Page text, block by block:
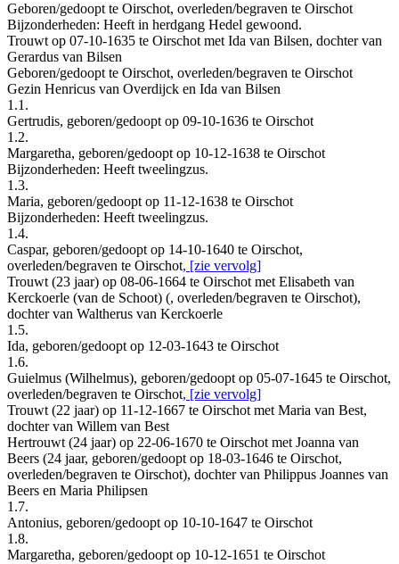
Geboren/gedoopt te Oirschot, overleden/begraven te Oirschot
Bijzonderheden: Heeft in herdgang Hedel gewoond.
Trouwt op 07-10-1635 te Oirschot met Ida van Bilsen, dochter van
Gerardus van Bilsen
Geboren/gedoopt te Oirschot, overleden/begraven te Oirschot
Gezin Henricus van Overdijck en Ida van Bilsen
1.1.
Gertrudis, geboren/gedoopt op 09-10-1636 te Oirschot
1.2.
Margaretha, geboren/gedoopt op 10-12-1638 te Oirschot
Bijzonderheden: Heeft tweelingzus.
1.3.
Maria, geboren/gedoopt op 11-12-1638 te Oirschot
Bijzonderheden: Heeft tweelingzus.
1.4.
Caspar, geboren/gedoopt op 14-10-1640 te Oirschot,
overleden/begraven te Oirschot, [zie vervolg]
Trouwt (23 jaar) op 08-06-1664 te Oirschot met Elisabeth van
Kerckoerle (van de Schoot) (, overleden/begraven te Oirschot),
dochter van Waltherus van Kerckoerle
1.5.
Ida, geboren/gedoopt op 12-03-1643 te Oirschot
1.6.
Guielmus (Wilhelmus), geboren/gedoopt op 05-07-1645 te Oirschot,
overleden/begraven te Oirschot, [zie vervolg]
Trouwt (22 jaar) op 11-12-1667 te Oirschot met Maria van Best,
dochter van Willem van Best
Hertrouwt (24 jaar) op 22-06-1670 te Oirschot met Joanna van
Beers (24 jaar, geboren/gedoopt op 18-03-1646 te Oirschot,
overleden/begraven te Oirschot), dochter van Philippus Joannes van
Beers en Maria Philipsen
1.7.
Antonius, geboren/gedoopt op 10-10-1647 te Oirschot
1.8.
Margaretha, geboren/gedoopt op 10-12-1651 te Oirschot